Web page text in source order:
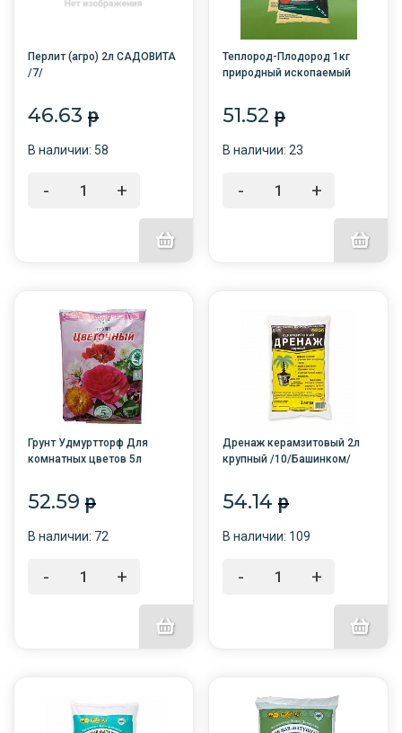
Перлит (агро) 2л САДОВИТА
/7/
46.63 p
В наличии: 58
- +
Теплород-Плодород 1кг
природный ископаемый
51.52p
В наличии: 23
- +
Грунт Удмуртторф Для
комнатных цветов 5л
52.59 p
В наличии: 72
- +
Дренаж керамзитовый 2л
крупный /10/Башинком/
54.14p
В наличии: 109
- +